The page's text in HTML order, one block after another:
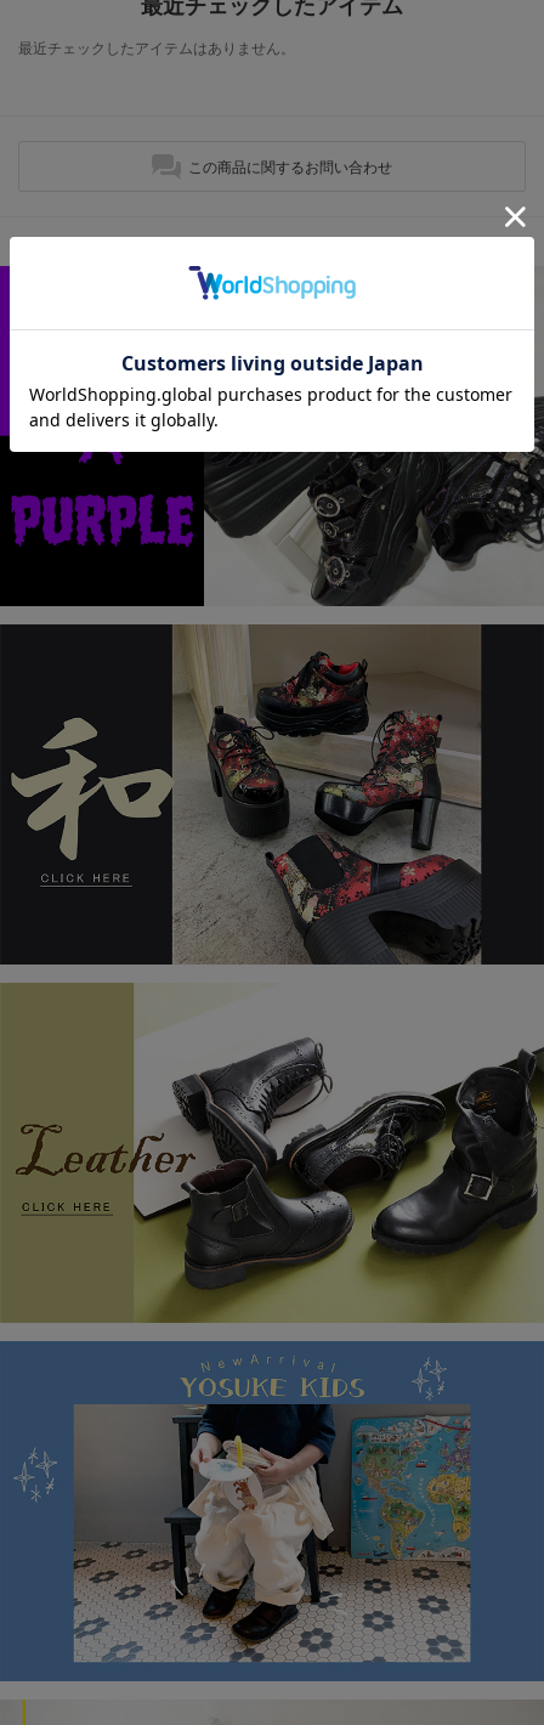
最近チェックしたアイテムはありません。
この商品に関するお問い合わせ